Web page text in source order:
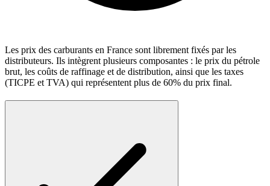
Les prix des carburants en France sont librement fixés par les
distributeurs. Ils intègrent plusieurs composantes : le prix du pétrole
brut, les coûts de raffinage et de distribution, ainsi que les taxes
(TICPE et TVA) qui représentent plus de 60% du prix final.